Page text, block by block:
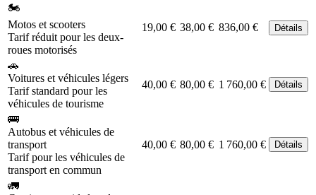
🏍️
Motos et scooters
Tarif réduit pour les deux-
roues motorisés
19,00 € 38,00 € 836,00 € Détails
🚗
Voitures et véhicules légers
Tarif standard pour les
véhicules de tourisme
40,00 € 80,00 € 1 760,00 € Détails
🚌
Autobus et véhicules de
transport
Tarif pour les véhicules de
transport en commun
40,00 € 80,00 € 1 760,00 € Détails
🚛